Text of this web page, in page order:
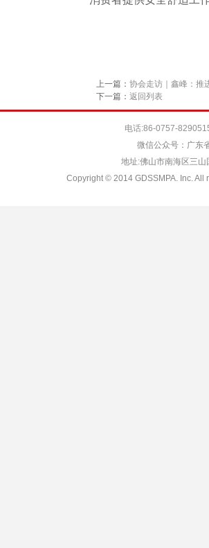
上一篇： 协会走访｜鑫峰：推
下一篇： 返回列表
电话:86-0757-
微信公众号：广东
地址:佛山市南海区三
Copyright © 2014 GDSSMPA. Inc. All